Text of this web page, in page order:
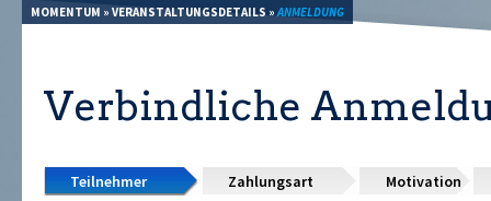
MOMENTUM » VERANSTALTUNGSDETAILS »ANMELDUNG
Verbindliche
Teilnehmer Zahlungsart Motivation